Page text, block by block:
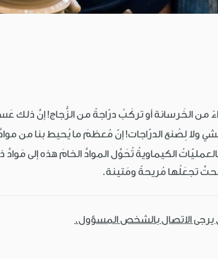
من الخَرسانة أو تركَبُ درّاجةً من الزُّجاج! إنَّ ذلك
ولا لِصُنع الدرّاجات! إنّ مُعظمَ ما يُحيط بنا من
الكيماويةُ تُحَوِّل الموادَّ الخامَ هذه إلى
تجعَلُها مُريحةً ومَتينة.
يرجى الاتصال بالشخص المسؤول.